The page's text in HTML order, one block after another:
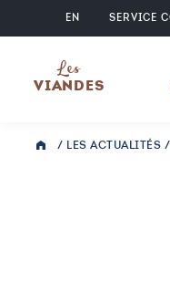
EN SERVICE
Les
VIANDES
/ LES ACTUALITÉS /